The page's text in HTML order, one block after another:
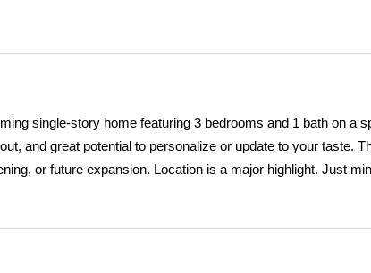
single-story home featuring 3 bedrooms and 1 bath on a
and great potential to personalize or update to your taste.
or future expansion. Location is a major highlight. Just